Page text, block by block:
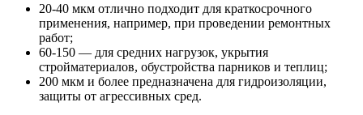
20-40 мкм отлично подходит для краткосрочного
применения, например, при проведении ремонтных
работ;
60-150 — для средних нагрузок, укрытия
стройматериалов, обустройства парников и теплиц;
200 мкм и более предназначена для гидроизоляции,
защиты от агрессивных сред.